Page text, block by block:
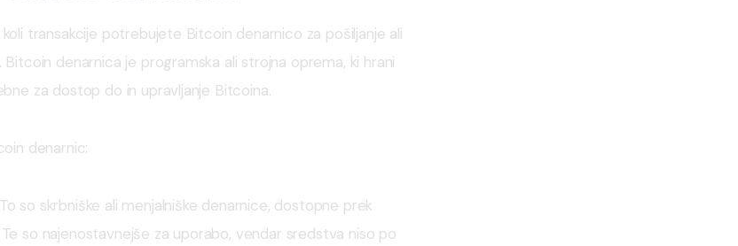
transakcije potrebujete Bitcoin denarnico za pošiljanje ali
denarnica je programska ali strojna oprema, ki hrani
za dostop do in upravljanje Bitcoina.
denarnic:
so skrbniške ali menjalniške denarnice, dostopne prek
so najenostavnejše za uporabo, vendar sredstva niso po